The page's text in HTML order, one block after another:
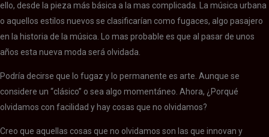
ello, desde la pieza más básica a la mas complicada. La música urbana
o aquellos estilos nuevos se clasificarían como fugaces, algo pasajero
en la historia de la música. Lo mas probable es que al pasar de unos
años esta nueva moda será olvidada.
Podría decirse que lo fugaz y lo permanente es arte. Aunque se
considere un “clásico” o sea algo momentáneo. Ahora, ¿Porqué
olvidamos con facilidad y hay cosas que no olvidamos?
Creo que aquellas cosas que no olvidamos son las que innovan y